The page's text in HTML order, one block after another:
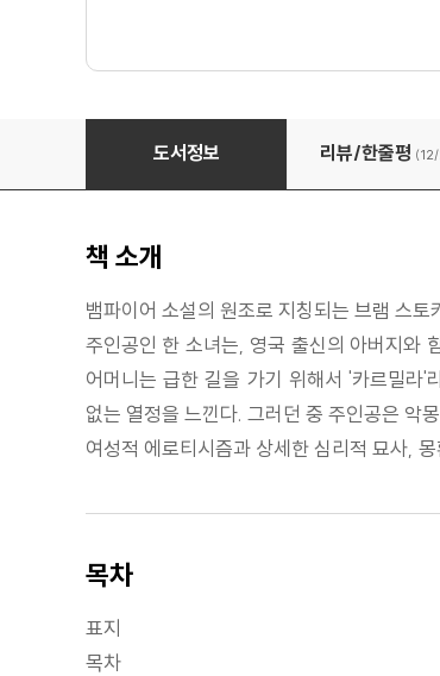
밤을 걷는 소녀
도서정보 리뷰/한줄평 (12/
책 소개
뱀파이어 소설의 원조로 지칭되는 브램 스
주인공인 한 소녀는, 영국 출신의 아버지와
어머니는 급한 길을 가기 위해서 '카르밀라
없는 열정을 느낀다. 그러던 중 주인공은 악
여성적 에로티시즘과 상세한 심리적 묘사,
목차
표지
목차